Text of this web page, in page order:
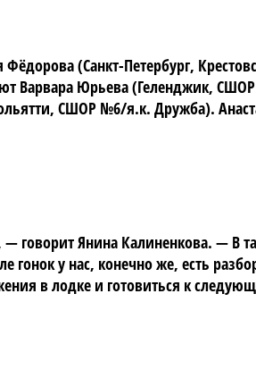
(Санкт-Петербург,
Варвара Юрьева (Геленджик,
СШОР №6/я.к. Дружба).
говорит Янина Калиненкова. —
у нас, конечно же, есть
в лодке и готовиться к